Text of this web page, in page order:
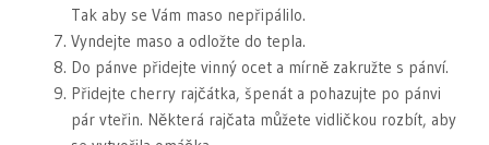
Tak aby se Vám maso nepřipálilo.
Vyndejte maso a odložte do tepla.
Do pánve přidejte vinný ocet a mírně zakružte s pánví.
Přidejte cherry rajčátka, špenát a pohazujte po pánvi
pár vteřin. Některá rajčata můžete vidličkou rozbít, aby